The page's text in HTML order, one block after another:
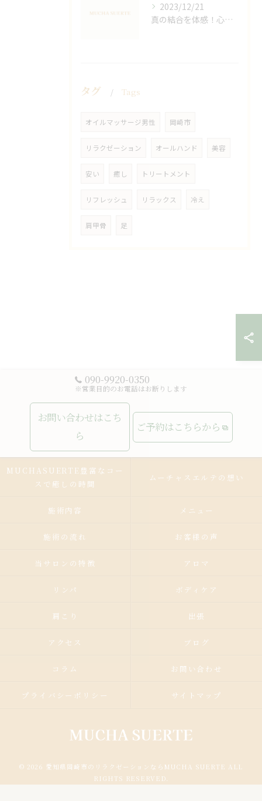
2023/12/21
真の結合を体感！心身ともにリラックスする空間
タグ Tags
オイルマッサージ男性 岡崎市
リラクゼーション オールハンド 美容
安い 癒し トリートメント
リフレッシュ リラックス 冷え
肩甲骨 足
090-9920-0350
※営業目的のお電話はお断りします
お問い合わせはこち
ら
ご予約はこちらから
MUCHASUERTE豊富なコー
スで癒しの時間
ムーチャスエルテの想い
施術内容 メニュー
施術の流れ お客様の声
当サロンの特徴 アロマ
リンパ ボディケア
肩こり 出張
アクセス ブログ
コラム お問い合わせ
プライバシーポリシー サイトマップ
© 2026 愛知県岡崎市のリラクゼーションならMUCHA SUERTE ALL
RIGHTS RESERVED.